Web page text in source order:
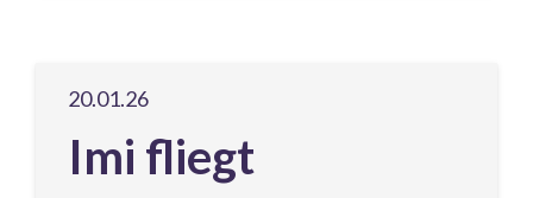
20.01.26
Imi fliegt